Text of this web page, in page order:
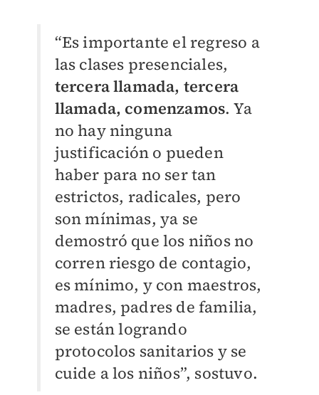
“Es importante el regreso a
las clases presenciales,
tercera llamada, tercera
llamada, comenzamos. Ya
no hay ninguna
justificación o pueden
haber para no ser tan
estrictos, radicales, pero
son mínimas, ya se
demostró que los niños no
corren riesgo de contagio,
es mínimo, y con maestros,
madres, padres de familia,
se están logrando
protocolos sanitarios y se
cuide a los niños”, sostuvo.